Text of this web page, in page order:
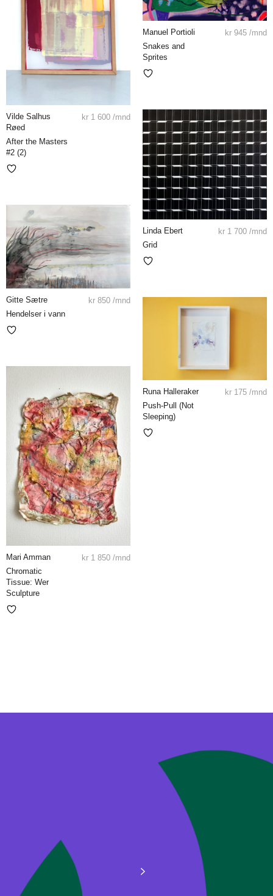
Manuel Portioli
Snakes and
Sprites
kr 945 /mnd
Vilde Salhus
Røed
After the Masters
#2 (2)
kr 1 600 /mnd
Linda Ebert
Grid
kr 1 700 /mnd
Gitte Sætre
Hendelser i vann
kr 850 /mnd
Runa Halleraker
Push-Pull (Not
Sleeping)
kr 175 /mnd
Mari Amman
Chromatic
Tissue: Wer
Sculpture
kr 1 850 /mnd